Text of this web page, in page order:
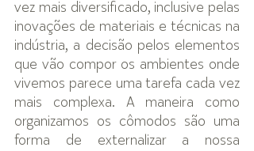
vez mais diversificado, inclusive pelas
inovações de materiais e técnicas na
indústria, a decisão pelos elementos
que vão compor os ambientes onde
vivemos parece uma tarefa cada vez
mais complexa. A maneira como
organizamos os cômodos são uma
forma de externalizar a nossa